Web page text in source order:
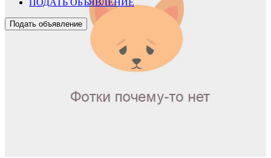
ПОДАТЬ ОБЪЯВЛЕНИЕ
Подать объявление